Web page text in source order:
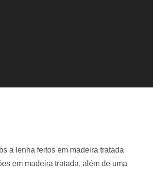
a lenha feitos em madeira tratada
em madeira tratada, além de uma